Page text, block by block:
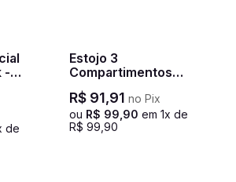
-
de
Estojo 3
Compartimentos
Hydroblock Sky - Azul
R$ 91,91 no Pix
ou R$ 99 90 em 1x de
R$ 99 90